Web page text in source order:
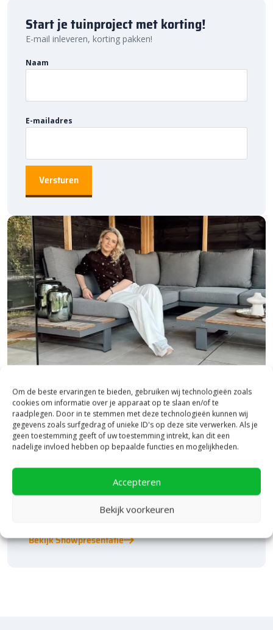
Om de beste ervaringen te bieden, gebruiken wij technologieën zoals
cookies om informatie over je apparaat op te slaan en/of te
raadplegen. Door in te stemmen met deze technologieën kunnen wij
gegevens zoals surfgedrag of unieke ID's op deze site verwerken. Als je
geen toestemming geeft of uw toestemming intrekt, kan dit een
nadelige invloed hebben op bepaalde functies en mogelijkheden.
Accepteren
Bekijk voorkeuren
Start je tuinproject met korting!
E-mail inleveren, korting pakken!
Naam
E-mailadres
Bezoek onze vestiging in Heerde,
inspiratie binnen én buiten!
Laat je inspireren in ons 2.500 m² experience centre,
bestratingstrends, zie je materialen in het echt en krijg
je, als je dat wilt, specialistisch advies van ons team.
Een rondje samen en de ideeën stromen vanzelf
Bekijk Showpresentatie